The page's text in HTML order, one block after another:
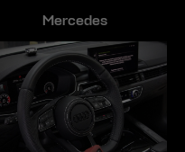
Mercedes